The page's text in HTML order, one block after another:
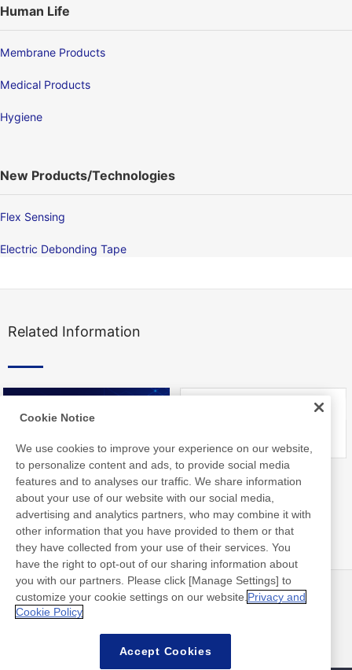
Human Life
Membrane Products
Medical Products
Hygiene
New Products/Technologies
Flex Sensing
Electric Debonding Tape
Related Information
Nitto Library FAQ about Products
뉴스
연락처
FAQ
Cookie Notice
We use cookies to improve your experience on our website,
to personalize content and ads, to provide social media
features and to analyses our traffic. We share information
about your use of our website with our social media,
advertising and analytics partners, who may combine it with
other information that you have provided to them or that
they have collected from your use of their services. You
have the right to opt-out of our sharing information about
you with our partners. Please click [Manage Settings] to
customize your cookie settings on our website. Privacy and
Cookie Policy
Accept Cookies